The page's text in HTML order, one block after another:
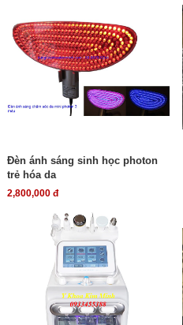
Đèn ánh sáng sinh học photon
trẻ hóa da
2,800,000 đ